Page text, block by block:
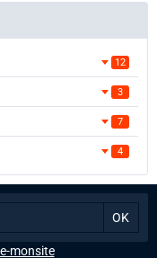
12
3
7
4
monsite